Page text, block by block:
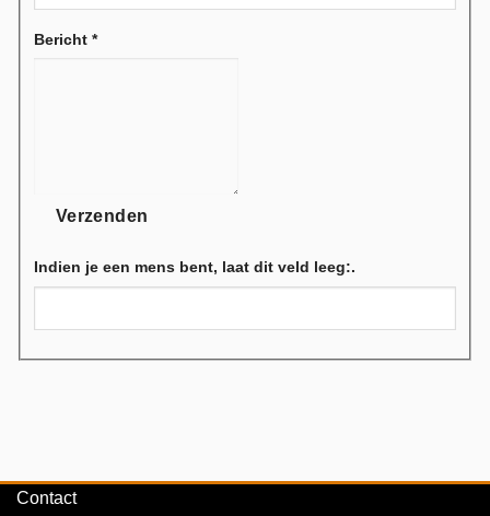
Bericht *
Verzenden
Indien je een mens bent, laat dit veld leeg:.
Contact